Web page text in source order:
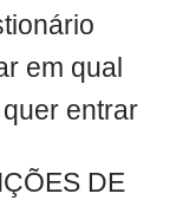
em qual
entrar
DE